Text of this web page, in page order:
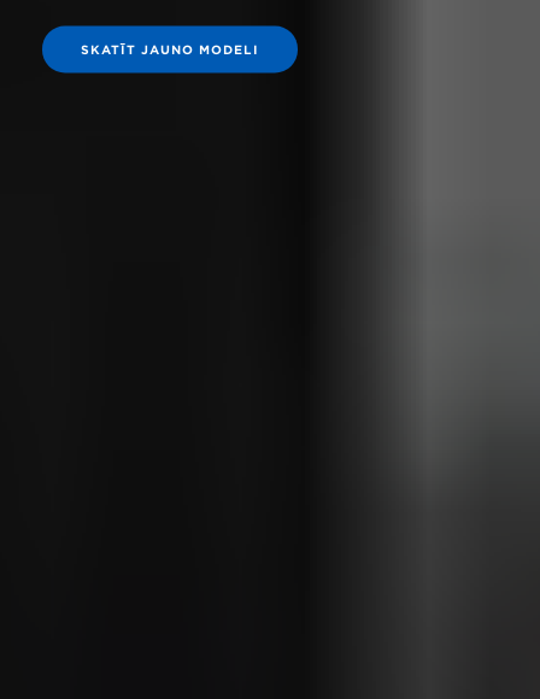
SKATĪT JAUNO MODELI